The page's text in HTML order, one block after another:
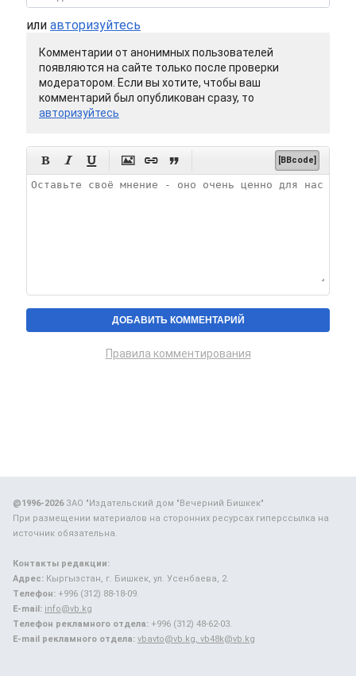
или авторизуйтесь
Комментарии от анонимных пользователей
появляются на сайте только после проверки
модератором. Если вы хотите, чтобы ваш
комментарий был опубликован сразу, то
авторизуйтесь
      [BBcode]
Правила комментирования
@1996-2026ЗАО "Издательский дом "Вечерний Бишкек"
При размещении материалов на сторонних ресурсах гиперссылка на
источник обязательна.
Контакты редакции:
Адрес: Кыргызстан, г. Бишкек, ул. Усенбаева, 2.
Телефон: +996 (312) 88-18-09.
E-mail: info@vb.kg
Телефон рекламного отдела: +996 (312) 48-62-03.
E-mail рекламного отдела: vbavto@vb.kg, vb48k@vb.kg